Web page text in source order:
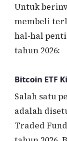
Untuk
membeli
hal-hal
tahun 2026:
Bitcoin ETF
Salah satu
adalah
Traded